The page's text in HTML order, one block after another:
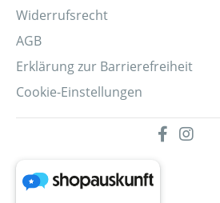
Widerrufsrecht
AGB
Erklärung zur Barrierefreiheit
Cookie-Einstellungen